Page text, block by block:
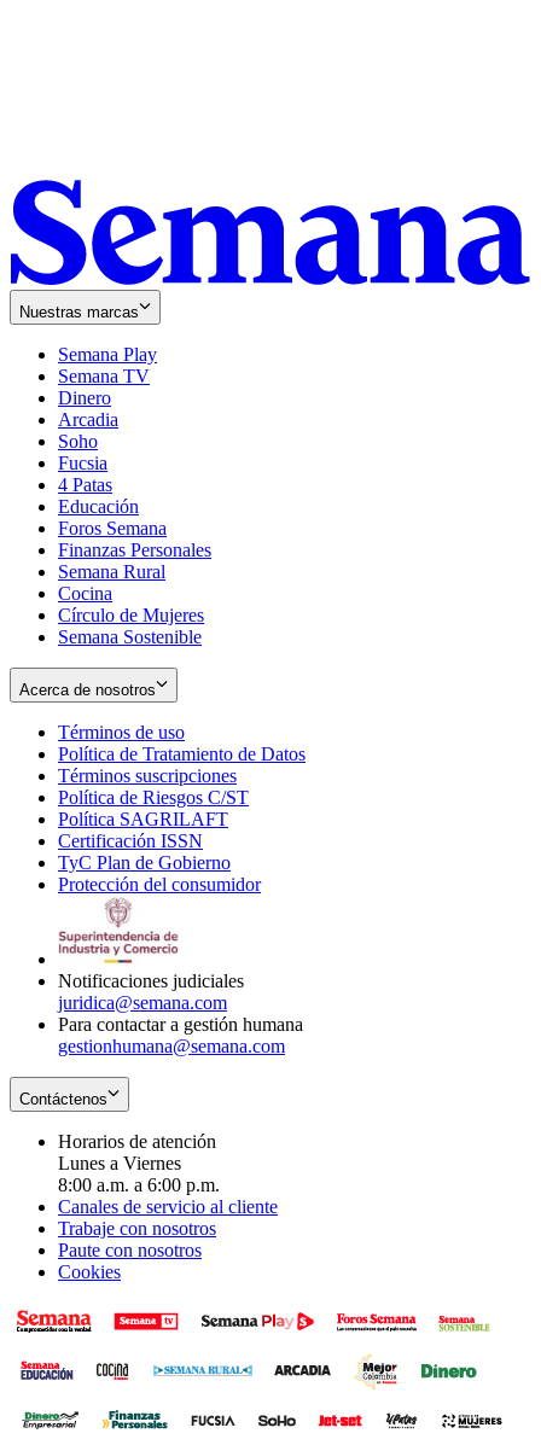
Nuestras marcas
Semana Play
Semana TV
Dinero
Arcadia
Soho
in
new
window
Fucsia
in
new
window
4 Patas
Educación
Foros Semana
Finanzas Personales
Semana Rural
Cocina
Círculo de Mujeres
Semana Sostenible
Acerca de nosotros
Términos de uso
in
new
window
Política de Tratamiento de Datos
Términos suscripciones
in
Política de Riesgos C/ST
Política SAGRILAFT
new
window
Certificación ISSN
in
new
TyC Plan de Gobierno
in
Protección del consumidorOpens
Notificaciones judiciales
juridica@semana.com
Para contactar a gestión humana
gestionhumana@semana.com
Contáctenos
Horarios de atención
Lunes a Viernes
8:00 a.m. a 6:00 p.m.
Canales de servicio al cliente
Trabaje con nosotros
Paute con nosotros
Cookies